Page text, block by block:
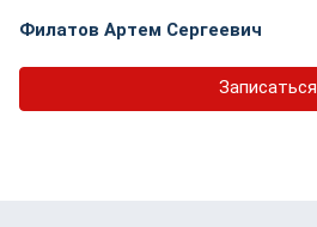
Филатов Артем Сергеевич
Записаться